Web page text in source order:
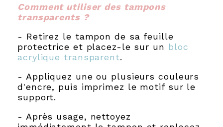
Comment utiliser des tampons
transparents ?
- Retirez le tampon de sa feuille
protectrice et placez-le sur un bloc
acrylique transparent.
- Appliquez une ou plusieurs couleurs
d'encre, puis imprimez le motif sur le
support.
- Après usage, nettoyez